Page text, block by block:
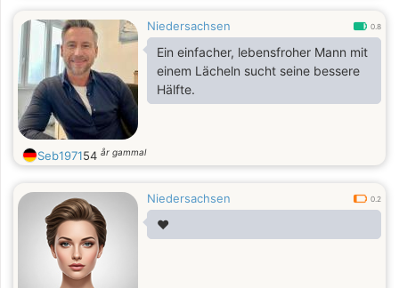
Niedersachsen 0.8
Ein einfacher, lebensfroher Mann mit
einem Lächeln sucht seine bessere
Hälfte.
Seb197154 år gammal
Niedersachsen 0.2
❤️